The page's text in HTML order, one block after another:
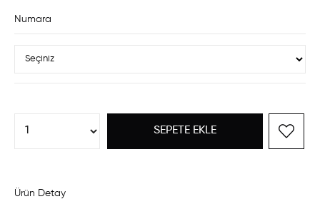
Numara
Ürün Detay